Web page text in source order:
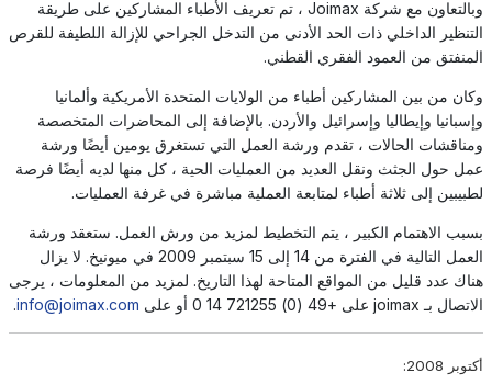
وبالتعاون مع شركة Joimax ، تم تعريف الأطباء المشاركين على طريقة
التنظير الداخلي ذات الحد الأدنى من التدخل الجراحي للإزالة اللطيفة للقرص
المنفتق من العمود الفقري القطني.
وكان من بين المشاركين أطباء من الولايات المتحدة الأمريكية وألمانيا
وإسبانيا وإيطاليا وإسرائيل والأردن. بالإضافة إلى المحاضرات المتخصصة
ومناقشات الحالات ، تقدم ورشة العمل التي تستغرق يومين أيضًا ورشة
عمل حول الجثث ونقل العديد من العمليات الحية ، كل منها لديه أيضًا فرصة
لطبيبين إلى ثلاثة أطباء لمتابعة العملية مباشرة في غرفة العمليات.
بسبب الاهتمام الكبير ، يتم التخطيط لمزيد من ورش العمل. ستعقد ورشة
العمل التالية في الفترة من 14 إلى 15 سبتمبر 2009 في ميونيخ. لا يزال
هناك عدد قليل من المواقع المتاحة لهذا التاريخ. لمزيد من المعلومات ، يرجى
الاتصال بـ joimax على +49 (0) 721255 14 0 أو على
info@joimax.com
.
أكتوبر 2008: